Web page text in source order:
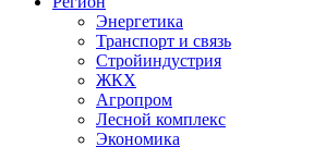
Энергетика
Транспорт и связь
Стройиндустрия
ЖКХ
Агропром
Лесной комплекс
Экономика